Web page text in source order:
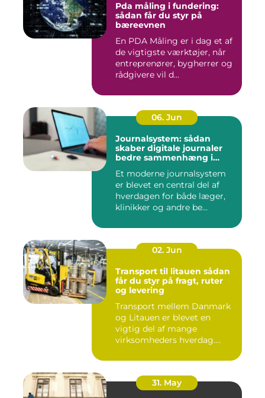
Pda måling i fundering:
sådan får du styr på
bæreevnen
En PDA Måling er i dag et af
de vigtigste værktøjer, når
entreprenører, bygherrer og
rådgivere vil d...
06. Jun
Journalsystem: sådan
skaber digitale journaler
bedre sammenhæng i
Et moderne journalsystem
er blevet en central del af
hverdagen for både læger,
klinikker og andre be...
02. Jun
Transport til litauen sådan
får du styr på fragt, ruter
og levering
Transport mellem Danmark
og Litauen er blevet en
vigtig del af mange
virksomheders hverdag.
31. May